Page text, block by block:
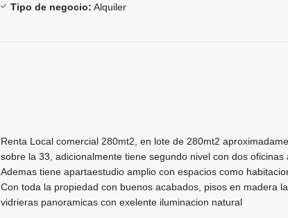
Tipo de negocio: Alquiler
Renta Local comercial 280mt2, en lote de 280mt2
sobre la 33, adicionalmente tiene segundo nivel con dos oficinas
Ademas tiene apartaestudio amplio con espacios como
Con toda la propiedad con buenos acabados, pisos en madera
vidrieras panoramicas con exelente iluminacion natural